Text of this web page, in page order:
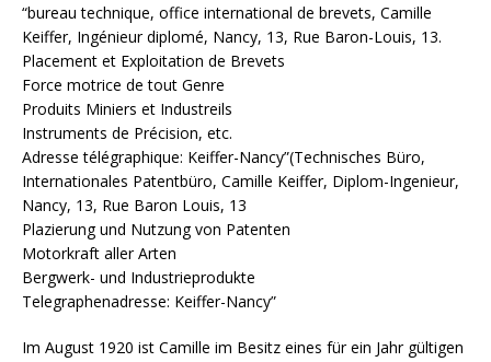
“bureau technique, office international de brevets, Camille
Keiffer, Ingénieur diplomé, Nancy, 13, Rue Baron-Louis, 13.
Placement et Exploitation de Brevets
Force motrice de tout Genre
Produits Miniers et Industreils
Instruments de Précision, etc.
Adresse télégraphique: Keiffer-Nancy”(Technisches Büro,
Internationales Patentbüro, Camille Keiffer, Diplom-Ingenieur,
Nancy, 13, Rue Baron Louis, 13
Plazierung und Nutzung von Patenten
Motorkraft aller Arten
Bergwerk- und Industrieprodukte
Telegraphenadresse: Keiffer-Nancy”
Im August 1920 ist Camille im Besitz eines für ein Jahr gültigen